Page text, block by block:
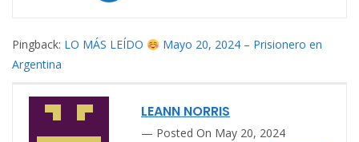
Pingback: LO MÁS LEÍDO
Mayo 20, 2024 – Prisionero en
Argentina
LEANN NORRIS
Posted On May 20, 2024